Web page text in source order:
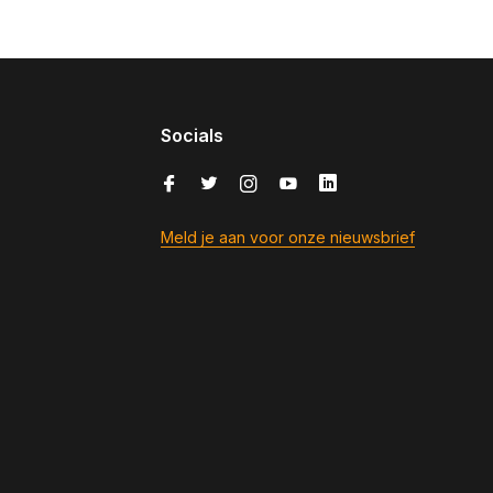
Socials
Meld je aan voor onze nieuwsbrief